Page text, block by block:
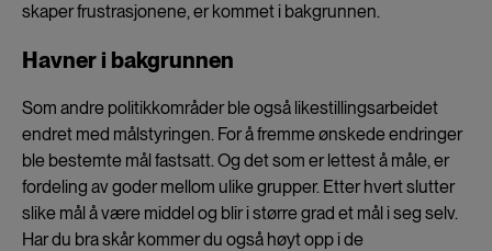
skaper frustrasjonene, er kommet i bakgrunnen.
Havner i bakgrunnen
Som andre politikkområder ble også likestillingsarbeidet
endret med målstyringen. For å fremme ønskede endringer
ble bestemte mål fastsatt. Og det som er lettest å måle, er
fordeling av goder mellom ulike grupper. Etter hvert slutter
slike mål å være middel og blir i større grad et mål i seg selv.
Har du bra skår kommer du også høyt opp i de